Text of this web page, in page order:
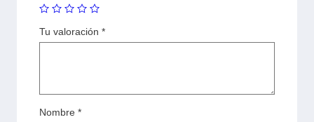
Tu valoración *
Nombre *